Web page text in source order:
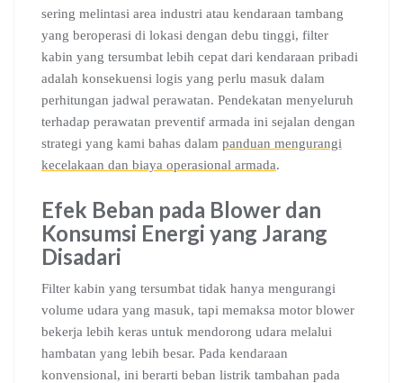
sering melintasi area industri atau kendaraan tambang
yang beroperasi di lokasi dengan debu tinggi, filter
kabin yang tersumbat lebih cepat dari kendaraan pribadi
adalah konsekuensi logis yang perlu masuk dalam
perhitungan jadwal perawatan. Pendekatan menyeluruh
terhadap perawatan preventif armada ini sejalan dengan
strategi yang kami bahas dalam panduan mengurangi
kecelakaan dan biaya operasional armada.
Efek Beban pada Blower dan
Konsumsi Energi yang Jarang
Disadari
Filter kabin yang tersumbat tidak hanya mengurangi
volume udara yang masuk, tapi memaksa motor blower
bekerja lebih keras untuk mendorong udara melalui
hambatan yang lebih besar. Pada kendaraan
konvensional, ini berarti beban listrik tambahan pada